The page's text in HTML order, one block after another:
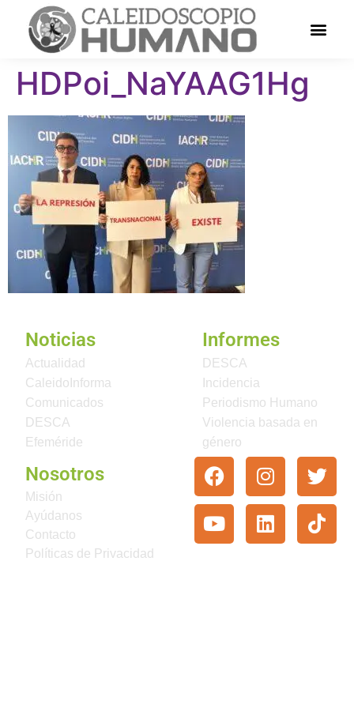
HDPoi_NaYAAG1Hg
Noticias
Actualidad
CaleidoInforma
Comunicados
DESCA
Efeméride
Informes
DESCA
Incidencia
Periodismo Humano
Violencia basada en
género
Nosotros
Misión
Ayúdanos
Contacto
Políticas de Privacidad